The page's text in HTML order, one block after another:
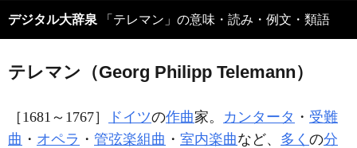
デジタル大辞泉 「テレマン」の意味・読み・例文・類語
テレマン（Georg Philipp Telemann）
［1681～1767］ ドイツの作曲家。 カンタータ ・ 受難
曲 ・ オペラ ・ 管弦楽組曲 ・ 室内楽曲など、 多く の分